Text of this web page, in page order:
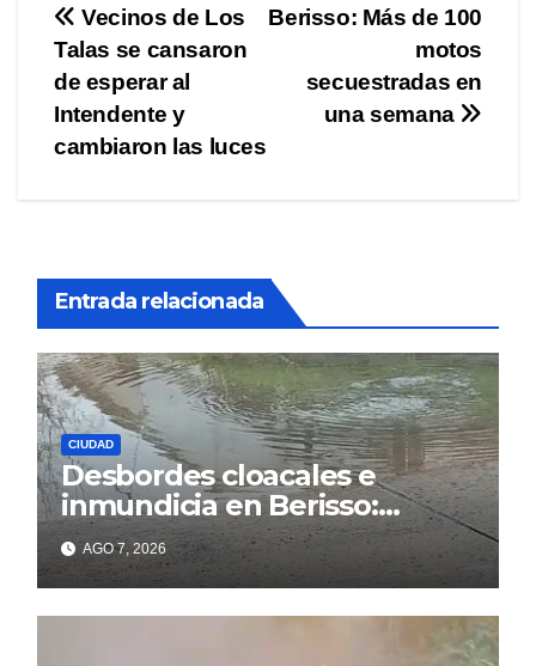
Navegación
de
entradas
Berisso: Más de 100
motos
secuestradas en
una semana
Vecinos de Los
Talas se cansaron
de esperar al
Intendente y
cambiaron las luces
Entrada relacionada
CIUDAD
Desbordes cloacales e
inmundicia en Berisso:
colapso de la red en la calle
14AGO 7, 2026